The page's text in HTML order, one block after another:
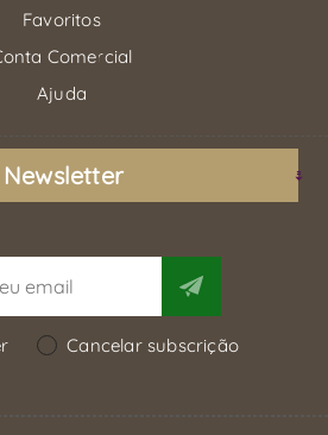
Favoritos
Comercial
Ajuda
Newsletter
Cancelar subscrição